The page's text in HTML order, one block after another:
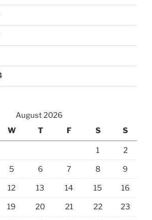
August 2026
W T F S S
1 2
5 6 7 8 9
12 13 14 15 16
19 20 21 22 23